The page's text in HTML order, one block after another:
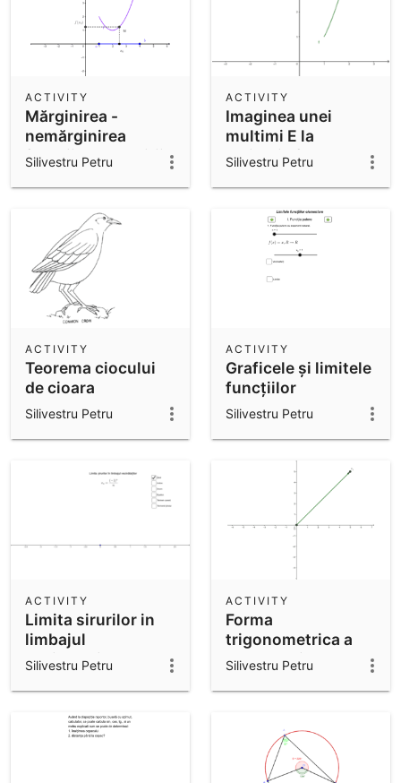
Mărginirea -
nemărginirea
funcţiilor. Condiţii
ACTIVITY
Silivestru Petru
Imaginea unei
multimi E la
aplicatia f
ACTIVITY
Silivestru Petru
Teorema ciocului
de cioara
ACTIVITY
Silivestru Petru
Graficele și limitele
funcțiilor
elementare
ACTIVITY
Silivestru Petru
Limita sirurilor in
limbajul
vecinătăților
ACTIVITY
Silivestru Petru
Forma
trigonometrica a
numărului complex
ACTIVITY
Silivestru Petru